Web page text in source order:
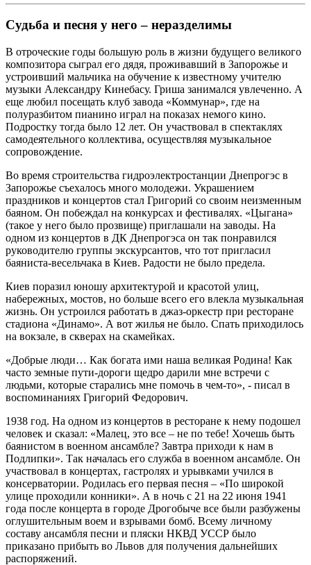
Судьба и песня у него – неразделимы
В отроческие годы большую роль в жизни будущего великого
композитора сыграл его дядя, проживавший в Запорожье и
устроивший мальчика на обучение к известному учителю
музыки Александру Кинебасу. Гриша занимался увлеченно. А
еще любил посещать клуб завода «Коммунар», где на
полуразбитом пианино играл на показах немого кино.
Подростку тогда было 12 лет. Он участвовал в спектаклях
самодеятельного коллектива, осуществляя музыкальное
сопровождение.
Во время строительства гидроэлектростанции Днепрогэс в
Запорожье съехалось много молодежи. Украшением
праздников и концертов стал Григорий со своим неизменным
баяном. Он побеждал на конкурсах и фестивалях. «Цыгана»
(такое у него было прозвище) приглашали на заводы. На
одном из концертов в ДК Днепрогэса он так понравился
руководителю группы экскурсантов, что тот пригласил
баяниста-весельчака в Киев. Радости не было предела.
Киев поразил юношу архитектурой и красотой улиц,
набережных, мостов, но больше всего его влекла музыкальная
жизнь. Он устроился работать в джаз-оркестр при ресторане
стадиона «Динамо». А вот жилья не было. Спать приходилось
на вокзале, в скверах на скамейках.
«Добрые люди… Как богата ими наша великая Родина! Как
часто земные пути-дороги щедро дарили мне встречи с
людьми, которые старались мне помочь в чем-то», - писал в
воспоминаниях Григорий Федорович.
1938 год. На одном из концертов в ресторане к нему подошел
человек и сказал: «Малец, это все – не по тебе! Хочешь быть
баянистом в военном ансамбле? Завтра приходи к нам в
Подлипки». Так началась его служба в военном ансамбле. Он
участвовал в концертах, гастролях и урывками учился в
консерватории. Родилась его первая песня – «По широкой
улице проходили конники». А в ночь с 21 на 22 июня 1941
года после концерта в городе Дрогобыче все были разбужены
оглушительным воем и взрывами бомб. Всему личному
составу ансамбля песни и пляски НКВД УССР было
приказано прибыть во Львов для получения дальнейших
распоряжений.